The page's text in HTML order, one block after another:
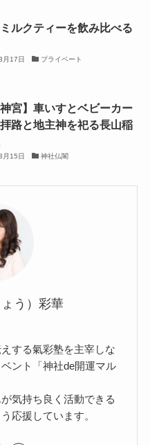
ルクティーを飲み比べる
月17日 プライベート
神宮】車いすとベビーカー
路と地主神を祀る長山稲
月15日 神社仏閣
う）彩華
する氣彩塾を主宰しな
ント「神社de開運マル
気持ち良く活動できる
応援しています。